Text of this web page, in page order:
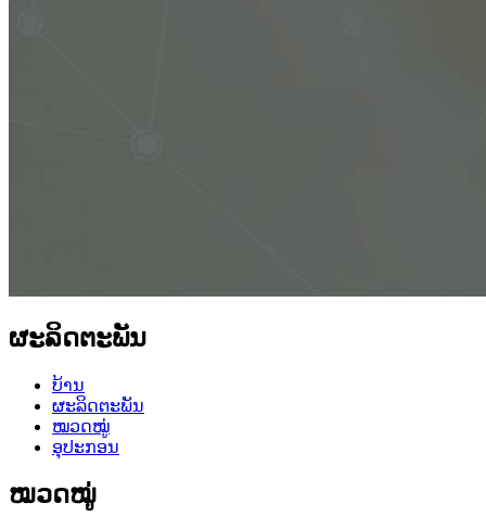
ຜະລິດຕະພັນ
ບ້ານ
ຜະລິດຕະພັນ
ໝວດໝູ່
ອຸປະກອນ
ໝວດໝູ່